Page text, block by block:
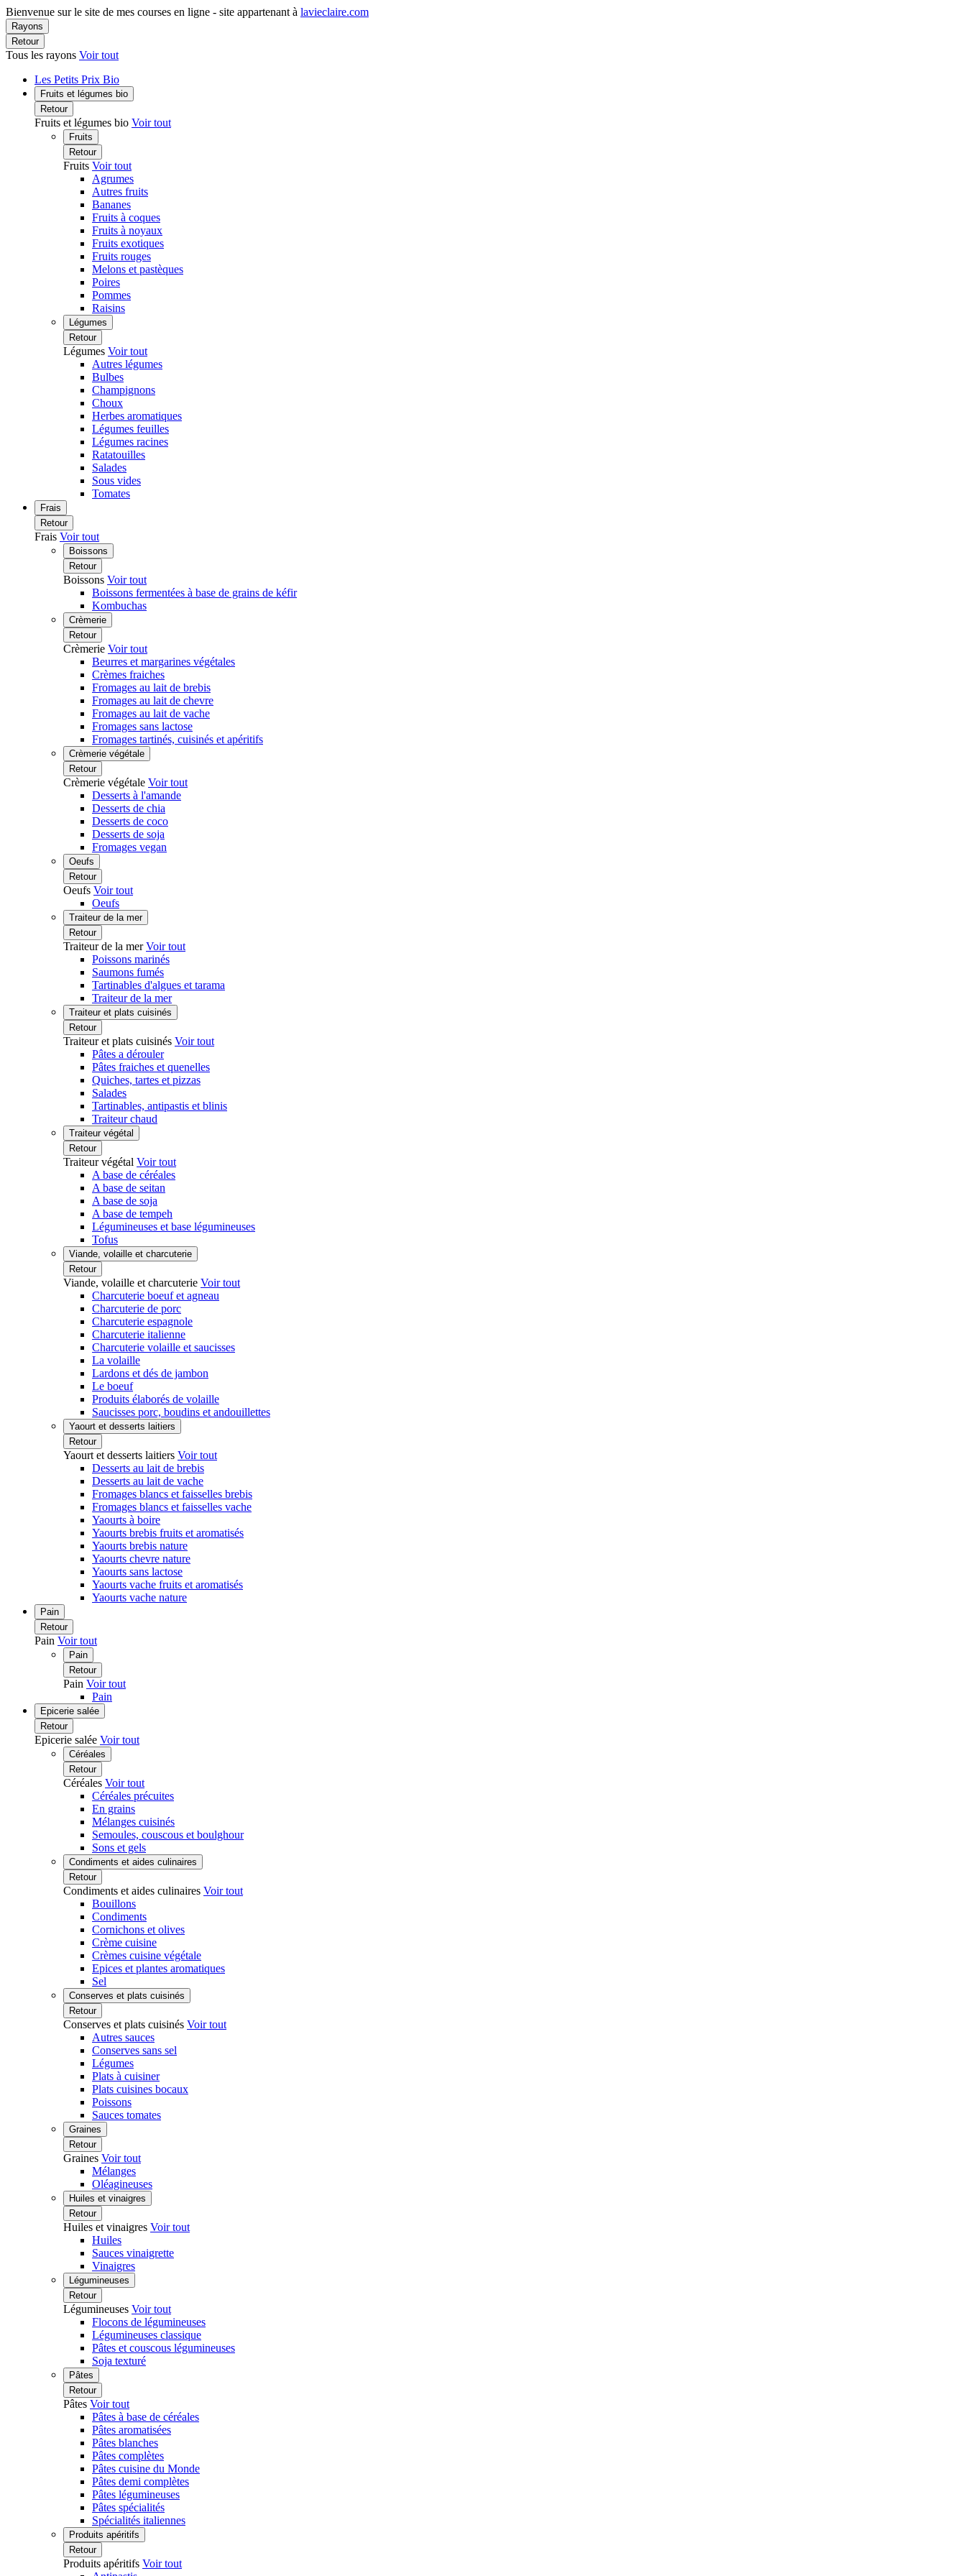
Bienvenue sur le site de mes courses en ligne - site appartenant à lavieclaire.com
Rayons
Retour
Tous les rayons Voir tout
Les Petits Prix Bio
Fruits et légumes bio
Retour
Fruits et légumes bio Voir tout
Fruits
Retour
Fruits Voir tout
Agrumes
Autres fruits
Bananes
Fruits à coques
Fruits à noyaux
Fruits exotiques
Fruits rouges
Melons et pastèques
Poires
Pommes
Raisins
Légumes
Retour
Légumes Voir tout
Autres légumes
Bulbes
Champignons
Choux
Herbes aromatiques
Légumes feuilles
Légumes racines
Ratatouilles
Salades
Sous vides
Tomates
Frais
Retour
Frais Voir tout
Boissons
Retour
Boissons Voir tout
Boissons fermentées à base de grains de kéfir
Kombuchas
Crèmerie
Retour
Crèmerie Voir tout
Beurres et margarines végétales
Crèmes fraiches
Fromages au lait de brebis
Fromages au lait de chevre
Fromages au lait de vache
Fromages sans lactose
Fromages tartinés, cuisinés et apéritifs
Crèmerie végétale
Retour
Crèmerie végétale Voir tout
Desserts à l'amande
Desserts de chia
Desserts de coco
Desserts de soja
Fromages vegan
Oeufs
Retour
Oeufs Voir tout
Oeufs
Traiteur de la mer
Retour
Traiteur de la merVoir tout
Poissons marinés
Saumons fumés
Tartinables d'algues et tarama
Traiteur de la mer
Traiteur et plats cuisinés
Retour
Traiteur et plats cuisinés Voir tout
Pâtes a dérouler
Pâtes fraiches et quenelles
Quiches, tartes et pizzas
Salades
Tartinables, antipastis et blinis
Traiteur chaud
Traiteur végétal
Retour
Traiteur végétal Voir tout
A base de céréales
A base de seitan
A base de soja
A base de tempeh
Légumineuses et base légumineuses
Tofus
Viande, volaille et charcuterie
Retour
Viande, volaille et charcuterie Voir tout
Charcuterie boeuf et agneau
Charcuterie de porc
Charcuterie espagnole
Charcuterie italienne
Charcuterie volaille et saucisses
La volaille
Lardons et dés de jambon
Le boeuf
Produits élaborés de volaille
Saucisses porc, boudins et andouillettes
Yaourt et desserts laitiers
Retour
Yaourt et desserts laitiers Voir tout
Desserts au lait de brebis
Desserts au lait de vache
Fromages blancs et faisselles brebis
Fromages blancs et faisselles vache
Yaourts à boire
Yaourts brebis fruits et aromatisés
Yaourts brebis nature
Yaourts chevre nature
Yaourts sans lactose
Yaourts vache fruits et aromatisés
Yaourts vache nature
Pain
Retour
Pain Voir tout
Pain
Retour
Pain Voir tout
Pain
Epicerie salée
Retour
Epicerie salée Voir tout
Céréales
Retour
Céréales Voir tout
Céréales précuites
En grains
Mélanges cuisinés
Semoules, couscous et boulghour
Sons et gels
Condiments et aides culinaires
Retour
Condiments et aides culinaires Voir tout
Bouillons
Condiments
Cornichons et olives
Crème cuisine
Crèmes cuisine végétale
Epices et plantes aromatiques
Sel
Conserves et plats cuisinés
Retour
Conserves et plats cuisinés Voir tout
Autres sauces
Conserves sans sel
Légumes
Plats à cuisiner
Plats cuisines bocaux
Poissons
Sauces tomates
Graines
Retour
Graines Voir tout
Mélanges
Oléagineuses
Huiles et vinaigres
Retour
Huiles et vinaigres Voir tout
Huiles
Sauces vinaigrette
Vinaigres
Légumineuses
Retour
Légumineuses Voir tout
Flocons de légumineuses
Légumineuses classique
Pâtes et couscous légumineuses
Soja texturé
Pâtes
Retour
Pâtes Voir tout
Pâtes à base de céréales
Pâtes aromatisées
Pâtes blanches
Pâtes complètes
Pâtes cuisine du Monde
Pâtes demi complètes
Pâtes légumineuses
Pâtes spécialités
Spécialités italiennes
Produits apéritifs
Retour
Produits apéritifs Voir tout